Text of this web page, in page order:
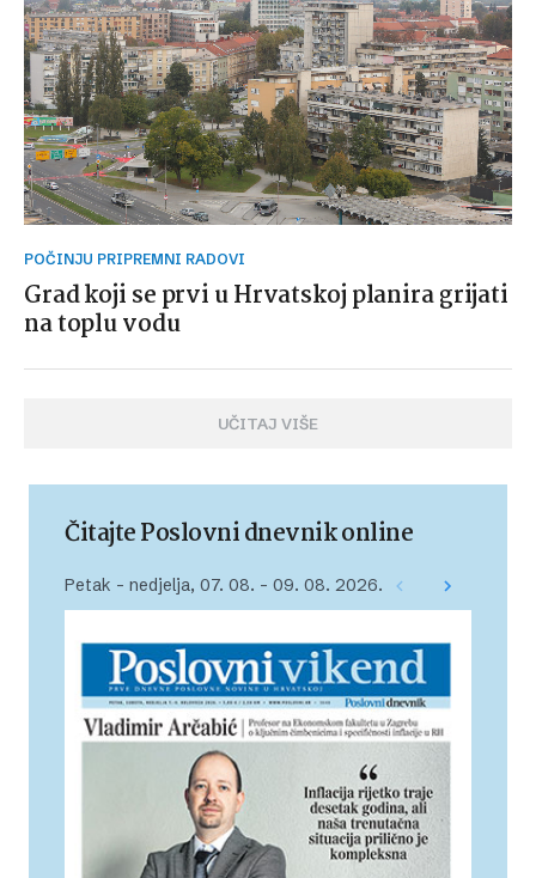
POČINJU PRIPREMNI RADOVI
Grad koji se prvi u Hrvatskoj planira grijati
na toplu vodu
UČITAJ VIŠE
Čitajte Poslovni dnevnik online
Petak – nedjelja, 07. 08. – 09. 08. 2026.